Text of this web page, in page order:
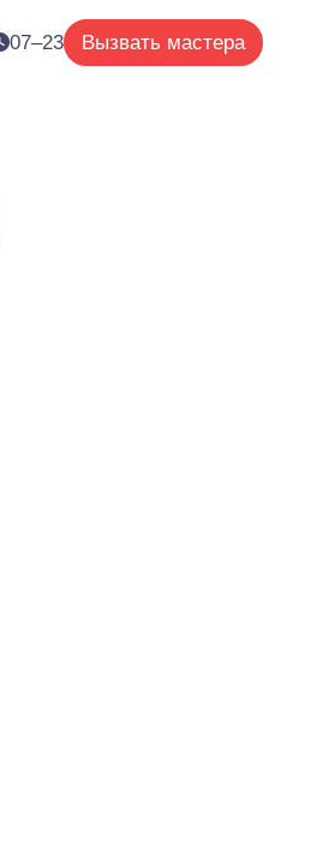
07–23 Вызвать мастера